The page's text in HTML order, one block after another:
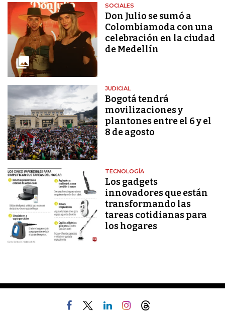
SOCIALES
Don Julio se sumó a
Colombiamoda con una
celebración en la ciudad
de Medellín
JUDICIAL
Bogotá tendrá
movilizaciones y
plantones entre el 6 y el
8 de agosto
TECNOLOGÍA
Los gadgets
innovadores que están
transformando las
tareas cotidianas para
los hogares